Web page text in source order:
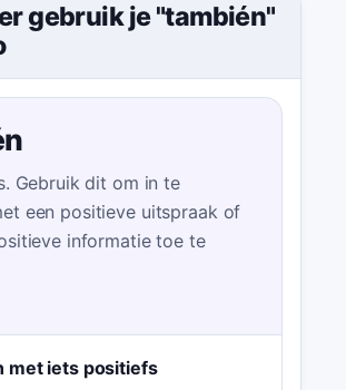
gebruik je "también"
Gebruik dit om in te
een positieve uitspraak of
informatie toe te
met iets positiefs